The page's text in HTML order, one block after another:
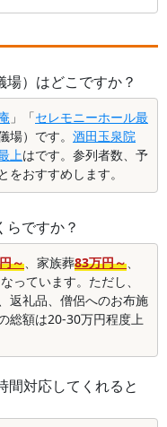
）はどこですか？
」「セレモニーホール最
場）です。 酒田玉泉院
上はです。参列者数、予
おすすめします。
ですか？
～ 、家族葬83万円～
っています。ただし、
返礼品、僧侶へのお布施
総額は20-30万円程度上
間対応してくれると